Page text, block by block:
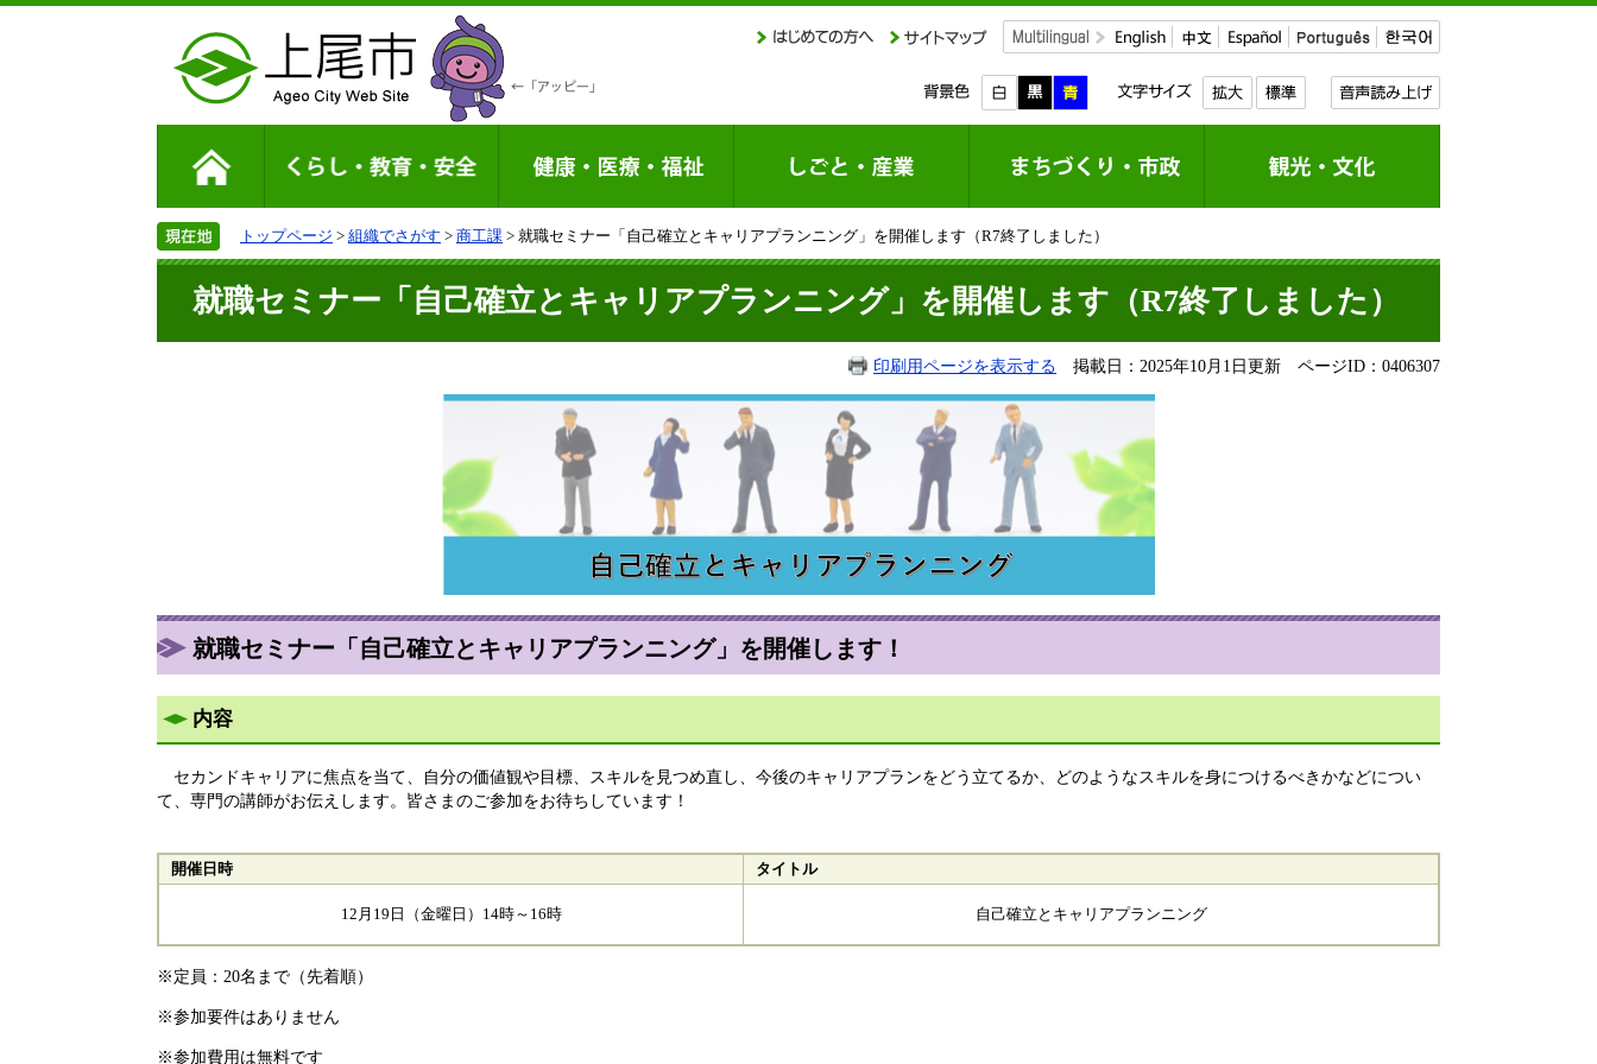
トップページ > 組織でさがす > 商工課 > 就職セミナー「自己確立とキャリアプランニング」を開催します（R7終了しました）
就職セミナー「自己確立とキャリアプランニング」を開催します（R7終了しました）
印刷用ページを表示する 掲載日：2025年10月1日更新 ページID：0406307
就職セミナー「自己確立とキャリアプランニング」を開催します！
内容
セカンドキャリアに焦点を当て、自分の価値観や目標、スキルを見つめ直し、今後のキャリアプランをどう立てるか、どのようなスキルを身につけるべきかなどについ
て、専門の講師がお伝えします。皆さまのご参加をお待ちしています！
開催日時 タイトル
12月19日（金曜日）14時～16時 自己確立とキャリアプランニング
※定員：20名まで（先着順）
※参加要件はありません
※参加費用は無料です